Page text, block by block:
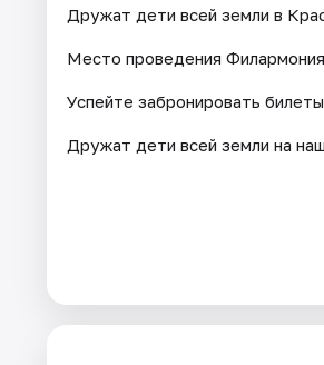
Дружат дети всей земли в
Место проведения
Успейте забронировать
Дружат дети всей земли на